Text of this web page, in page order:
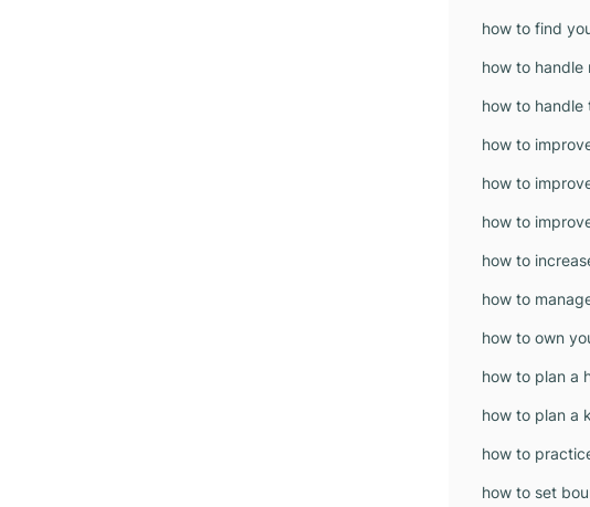
how to find
how to handle
how to handle
how to
how to
how to
how to
how to
how to own
how to plan a
how to plan a
how to
how to set